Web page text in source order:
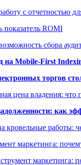
с отчетностью
показатель ROMI
сбора
на Mobile-First
торгов
цена владения: что
как
кровельные работы:
маркетинга:
маркетинга: